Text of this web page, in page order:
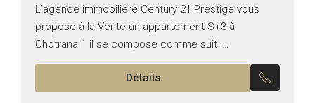
L’agence immobilière Century 21 Prestige vous
propose à la Vente un appartement S+3 à
Chotrana 1 il se compose comme suit :
*Emplacement : Chotrana 1 *Typologie : S+3
Détails